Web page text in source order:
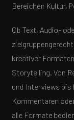
Bereichen Kultur,
Ob Text, Audio-
kreativer
Storytelling. Von
und Interviews bis
Kommentaren
alle Formate